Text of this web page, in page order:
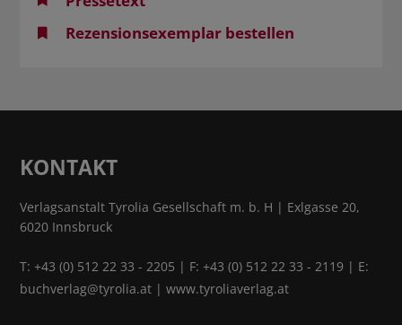
Rezensionsexemplar bestellen
KONTAKT
Verlagsanstalt Tyrolia Gesellschaft m. b. H | Exlgasse 20,
6020 Innsbruck
T:+43 (0) 512 22 33 - 2205 | F: +43 (0) 512 22 33 - 2119 | E:
buchverlag@tyrolia.at |www.tyroliaverlag.at